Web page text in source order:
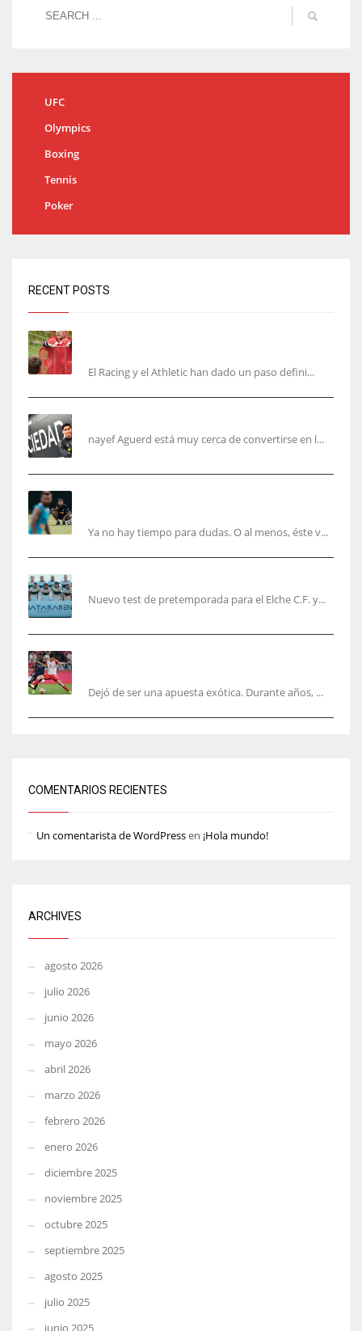
UFC
Olympics
Boxing
Tennis
Poker
RECENT POSTS
El Racing y el Athletic han dado un paso defini...
nayef Aguerd está muy cerca de convertirse en l...
Ya no hay tiempo para dudas. O al menos, éste v...
Nuevo test de pretemporada para el Elche C.F. y...
Dejó de ser una apuesta exótica. Durante años, ...
COMENTARIOS RECIENTES
Un comentarista de WordPressen ¡Hola mundo!
ARCHIVES
agosto 2026
julio 2026
junio 2026
mayo 2026
abril 2026
marzo 2026
febrero 2026
enero 2026
diciembre 2025
noviembre 2025
octubre 2025
septiembre 2025
agosto 2025
julio 2025
junio 2025